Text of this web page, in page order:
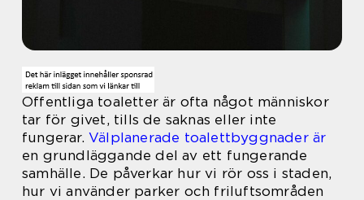
Offentliga toaletter är ofta något människor
tar för givet, tills de saknas eller inte
fungerar. Välplanerade toalettbyggnader är
en grundläggande del av ett fungerande
samhälle. De påverkar hur vi rör oss i staden,
hur vi använder parker och friluftsområden